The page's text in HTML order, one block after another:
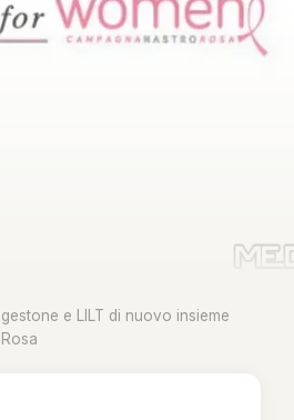
e LILT di nuovo insieme